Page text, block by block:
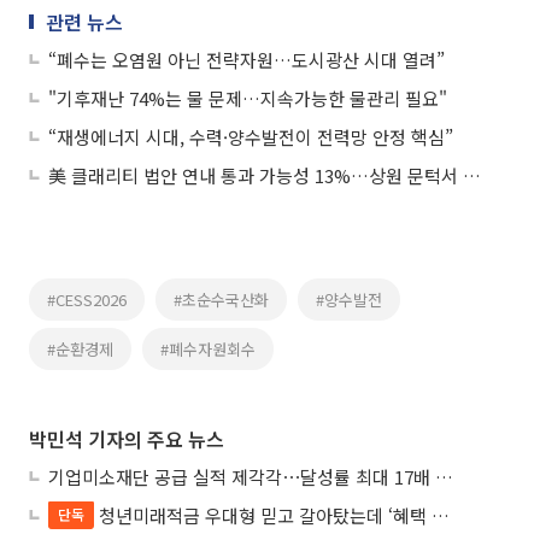
관련 뉴스
“폐수는 오염원 아닌 전략자원…도시광산 시대 열려”
"기후재난 74%는 물 문제…지속가능한 물관리 필요"
“재생에너지 시대, 수력·양수발전이 전력망 안정 핵심”
美 클래리티 법안 연내 통과 가능성 13%…상원 문턱서 제동
#CESS2026 #초순수국산화 #양수발전
#순환경제 #폐수자원회수
박민석 기자의 주요 뉴스
기업미소재단 공급 실적 제각각⋯달성률 최대 17배 차이
단독
청년미래적금 우대형 믿고 갈아탔는데 ‘혜택 반토막’…심사 오류에 가입자 혼선